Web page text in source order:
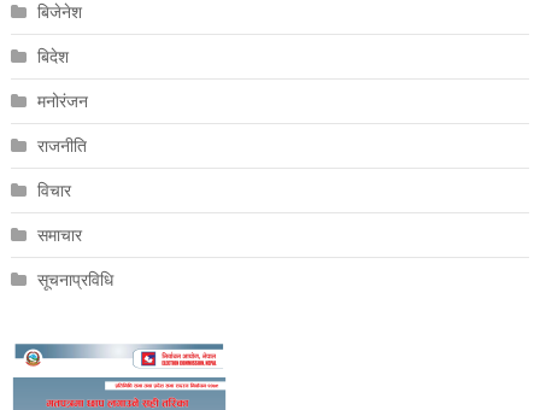
बिजेनेश
बिदेश
मनोरंजन
राजनीति
विचार
समाचार
सूचनाप्रविधि